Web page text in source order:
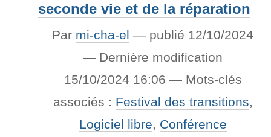
seconde vie et de la réparation
Par mi-cha-el — publié 12/10/2024
— Dernière modification
15/10/2024 16:06 — Mots-clés
associés : Festival des transitions,
Logiciel libre, Conférence